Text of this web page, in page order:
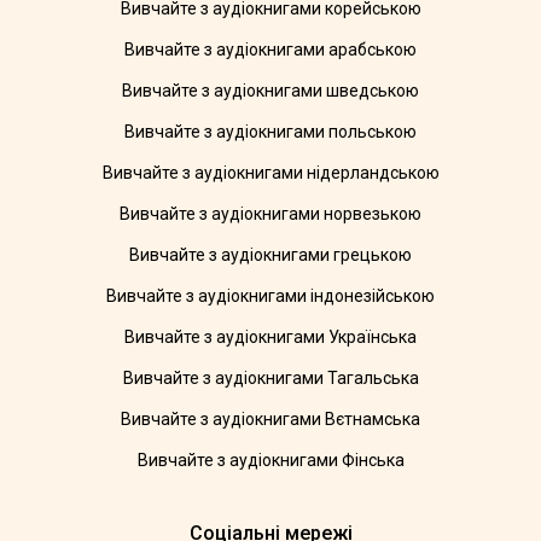
Вивчайте з аудіокнигами корейською
Вивчайте з аудіокнигами арабською
Вивчайте з аудіокнигами шведською
Вивчайте з аудіокнигами польською
Вивчайте з аудіокнигами нідерландською
Вивчайте з аудіокнигами норвезькою
Вивчайте з аудіокнигами грецькою
Вивчайте з аудіокнигами індонезійською
Вивчайте з аудіокнигами Українська
Вивчайте з аудіокнигами Тагальська
Вивчайте з аудіокнигами Вєтнамська
Вивчайте з аудіокнигами Фінська
Соціальні мережі